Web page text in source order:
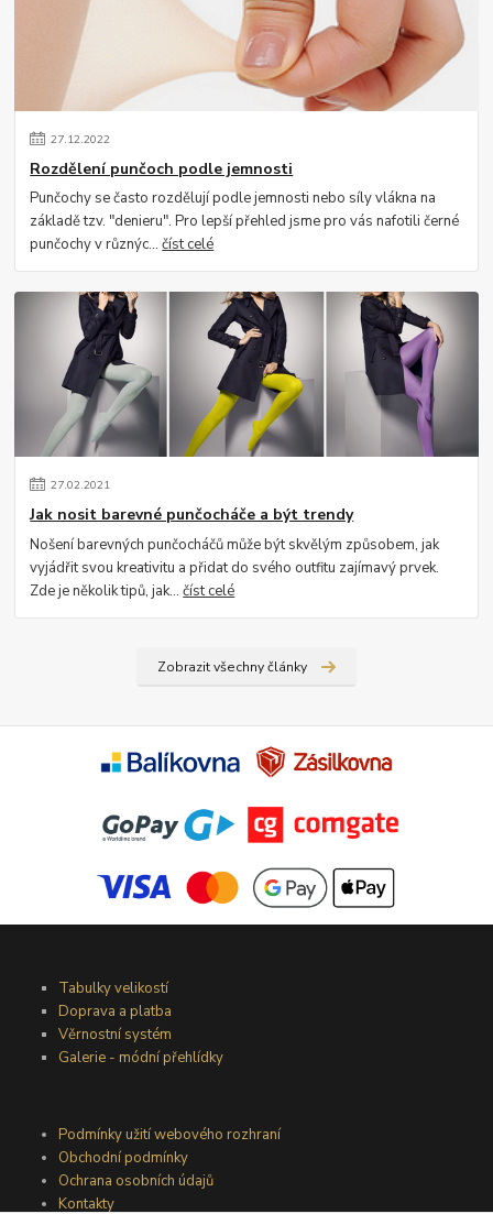
27.12.2022
Rozdělení punčoch podle jemnosti
Punčochy se často rozdělují podle jemnosti nebo síly vlákna na
základě tzv. "denieru". Pro lepší přehled jsme pro vás nafotili černé
punčochy v různýc...číst celé
27.02.2021
Jak nosit barevné punčocháče a být trendy
Nošení barevných punčocháčů může být skvělým způsobem, jak
vyjádřit svou kreativitu a přidat do svého outfitu zajímavý prvek.
Zde je několik tipů, jak...číst celé
Zobrazit všechny články
Tabulky velikostí
Doprava a platba
Věrnostní systém
Galerie - módní přehlídky
Podmínky užití webového rozhraní
Obchodní podmínky
Ochrana osobních údajů
Kontakty